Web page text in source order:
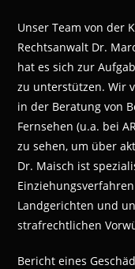
Unser Team von der
Rechtsanwalt Dr.
hat es sich zur
zu unterstützen. Wir
in der Beratung von
Fernsehen (u.a. bei
zu sehen, um über
Dr. Maisch ist
Landgerichten und
strafrechtlichen
Bericht eines